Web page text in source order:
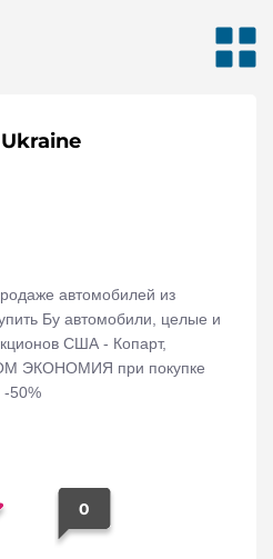
автомобилей из
Бу автомобили, целые и
США - Копарт,
ЭКОНОМИЯ при покупке
-50%
0